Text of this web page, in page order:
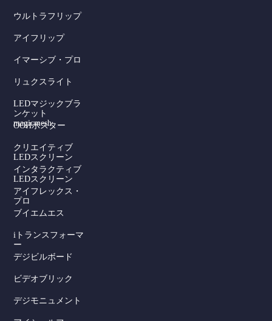
ウルトラフリップ
アイフリップ
イマーシブ・プロ
リュクスライト
LEDマジックブラ
ンケット
magicmesh
OOHポスター
クリエイティブ
LEDスクリーン
インタラクティブ
LEDスクリーン
アイフレックス・
プロ
ブイエムエス
iトランスフォーマ
ー
デジビルボード
ビデオブリック
デジモニュメント
Hindi
Dutch
Serbian